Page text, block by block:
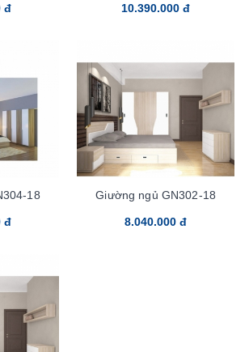
đ 10.390.000 đ
18
đ
Giường ngủ GN302-18
8.040.000 đ